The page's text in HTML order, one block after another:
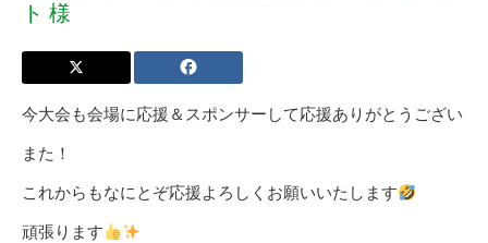
ト 様
今大会も会場に応援＆スポンサーして応援ありがとうござい
また！
これからもなにとぞ応援よろしくお願いいたします
頑張ります